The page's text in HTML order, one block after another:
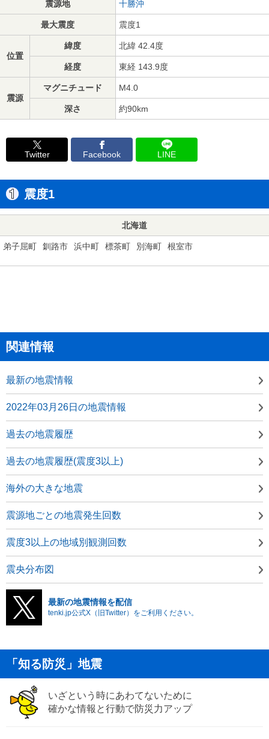
震源地 十勝沖
最大震度 震度1
位置
緯度 北緯 42.4度
経度 東経 143.9度
震源
マグニチュード M4.0
深さ 約90km
Twitter Facebook LINE
震度1
北海道
弟子屈町 釧路市 浜中町 標茶町 別海町 根室市
関連情報
最新の地震情報
2022年03月26日の地震情報
過去の地震履歴
過去の地震履歴(震度3以上)
海外の大きな地震
震源地ごとの地震発生回数
震度3以上の地域別観測回数
震央分布図
最新の地震情報を配信
tenki.jp公式X（旧Twitter）をご利用ください。
「知る防災」地震
いざという時にあわてないために
確かな情報と行動で防災力アップ